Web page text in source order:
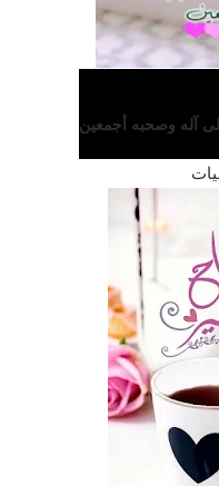
آله وصحبه أجمعين